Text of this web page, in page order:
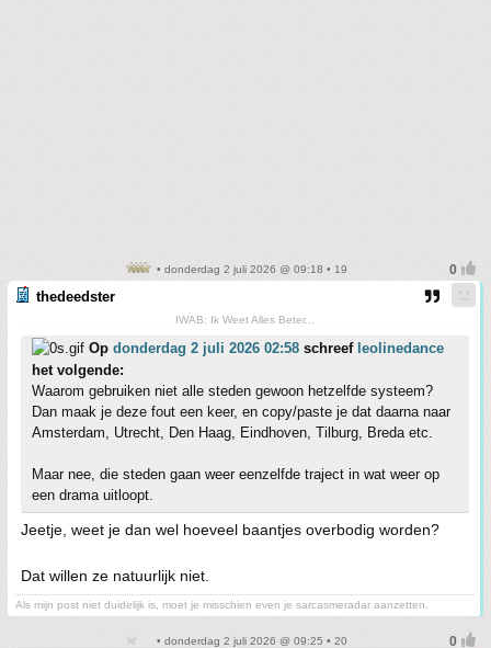
• donderdag 2 juli 2026 @ 09:18 • 19
thedeedster
IWAB: Ik Weet Alles Beter...
Op donderdag 2 juli 2026 02:58 schreef leolinedance
het volgende:
Waarom gebruiken niet alle steden gewoon hetzelfde systeem?
Dan maak je deze fout een keer, en copy/paste je dat daarna naar
Amsterdam, Utrecht, Den Haag, Eindhoven, Tilburg, Breda etc.
Maar nee, die steden gaan weer eenzelfde traject in wat weer op
een drama uitloopt.
Jeetje, weet je dan wel hoeveel baantjes overbodig worden?
Dat willen ze natuurlijk niet.
Als mijn post niet duidelijk is, moet je misschien even je sarcasmeradar aanzetten.
• donderdag 2 juli 2026 @ 09:25 • 20